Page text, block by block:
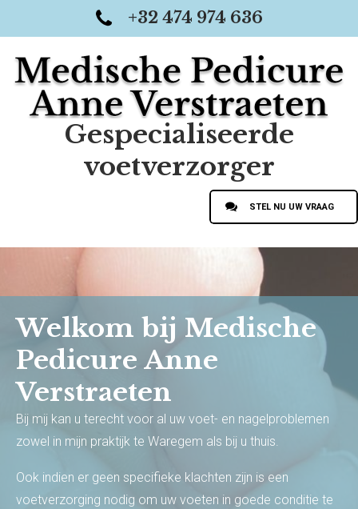
+32 474 974 636
Gespecialiseerde
voetverzorger
STEL NU UW VRAAG
Welkom bij Medische
Pedicure Anne
Verstraeten
Bij mij kan u terecht voor al uw voet- en nagelproblemen
zowel in mijn praktijk te Waregem als bij u thuis.
Ook indien er geen specifieke klachten zijn is een
voetverzorging nodig om uw voeten in goede conditie te